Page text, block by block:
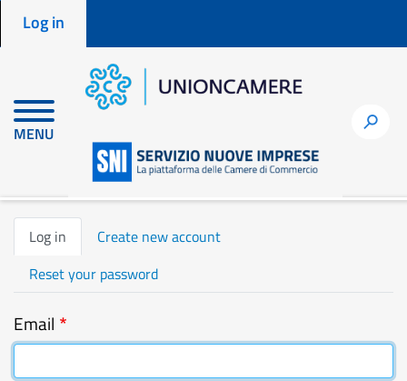
content
Menu profilo utente
Log in
MENU
h
Home user
Primary
tabs
Log in
Create new account
Reset your password
Email